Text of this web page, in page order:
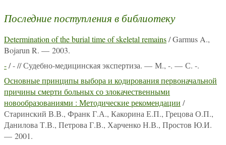
Последние поступления в библиотеку
Determination of the burial time of skeletal remains/ Garmus A.,
Bojarun R. — 2003.
-/ - // Судебно-медицинская экспертиза. — М., -. — С. -.
Основные принципы выбора и кодирования первоначальной
причины смерти больных со злокачественными
новообразованиями : Методические рекомендации /
Старинский В.В., Франк Г.А., Какорина Е.П., Грецова О.П.,
Данилова Т.В., Петрова Г.В., Харченко Н.В., Простов Ю.И.
— 2001.